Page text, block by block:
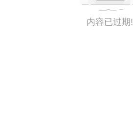
内容已过期!